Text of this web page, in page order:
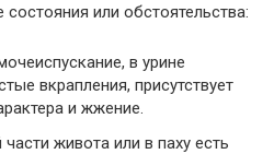
или обстоятельства:
в урине
вкрапления, присутствует
и жжение.
живота или в паху есть